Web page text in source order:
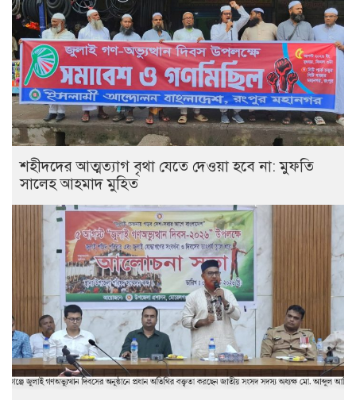
‎শহীদদের আত্মত্যাগ বৃথা যেতে দেওয়া হবে না: মুফতি
সালেহ আহমাদ মুহিত ‎